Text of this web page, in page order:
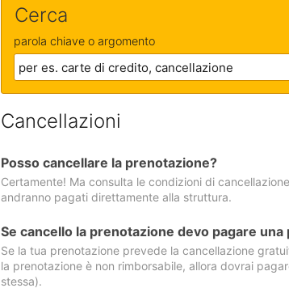
Cerca
parola chiave o argomento
Cancellazioni
Posso cancellare la prenotazione?
Certamente! Ma consulta le condizioni di
andranno pagati direttamente alla struttura.
Se cancello la prenotazione devo pagare una
Se la tua prenotazione prevede la cancellazione
la prenotazione è non rimborsabile, allora dovrai
stessa).